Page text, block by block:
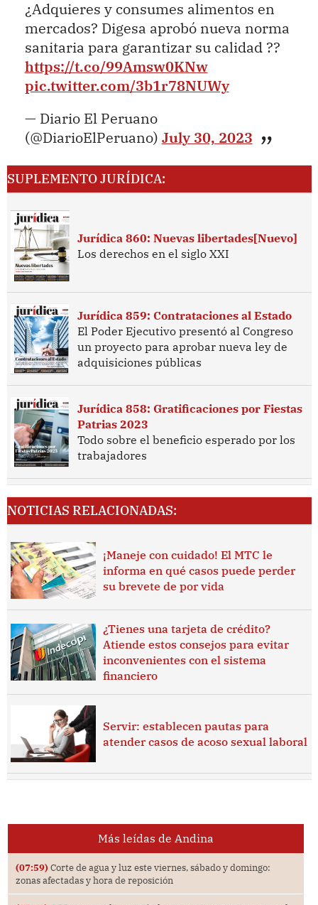
¿Adquieres y consumes alimentos en
mercados? Digesa aprobó nueva norma
sanitaria para garantizar su calidad ??
https://t.co/99Amsw0KNw
pic.twitter.com/3b1r78NUWy
— Diario El Peruano
(@DiarioElPeruano) July 30, 2023
SUPLEMENTO JURÍDICA:
Jurídica 860: Nuevas libertades[Nuevo]
Los derechos en el siglo XXI
Jurídica 859: Contrataciones al Estado
El Poder Ejecutivo presentó al Congreso
un proyecto para aprobar nueva ley de
adquisiciones públicas
Jurídica 858: Gratificaciones por Fiestas
Patrias 2023
Todo sobre el beneficio esperado por los
trabajadores
NOTICIAS RELACIONADAS:
¡Maneje con cuidado! El MTC le
informa en qué casos puede perder
su brevete de por vida
¿Tienes una tarjeta de crédito?
Atiende estos consejos para evitar
inconvenientes con el sistema
financiero
Servir: establecen pautas para
atender casos de acoso sexual laboral
Más leídas de Andina
(07:59) Corte de agua y luz este viernes, sábado y domingo:
zonas afectadas y hora de reposición